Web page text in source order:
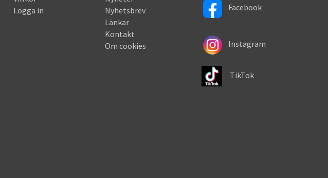
Logga in
Nyhetsbrev
Länkar
Kontakt
Om cookies
Facebook
Instagram
TikTok